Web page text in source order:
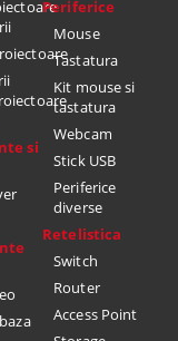
si
Periferice
Mouse
Tastatura
Kit mouse si
tastatura
Webcam
Stick USB
Periferice
diverse
Retelistica
Switch
Router
Access Point